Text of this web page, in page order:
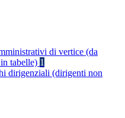
di vertice (da
tabelle) 1
dirigenziali (dirigenti non